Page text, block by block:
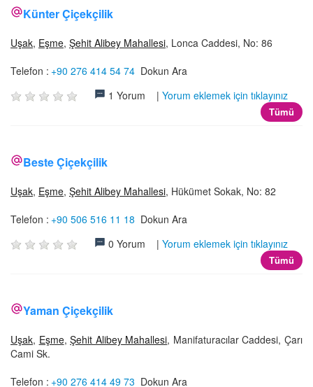
Künter Çiçekçilik
Uşak, Eşme, Şehit Alibey Mahallesi, Lonca Caddesi, No: 86
Telefon : +90 276 414 54 74 Dokun Ara
1 Yorum | Yorum eklemek için tıklayınız
Tümü
Beste Çiçekçilik
Uşak, Eşme, Şehit Alibey Mahallesi, Hükümet Sokak, No: 82
Telefon : +90 506 516 11 18 Dokun Ara
0 Yorum | Yorum eklemek için tıklayınız
Tümü
Yaman Çiçekçilik
Uşak, Eşme,Şehit Alibey Mahallesi, Manifaturacılar Caddesi, Çarı
Cami Sk.
Telefon : +90 276 414 49 73 Dokun Ara